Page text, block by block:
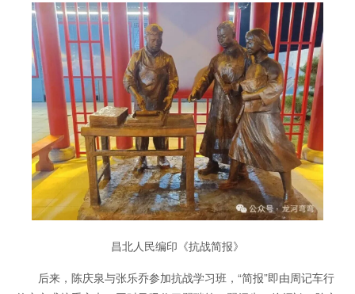
昌北人民编印《抗战简报》
后来，陈庆泉与张乐乔参加抗战学习班，“简报”即由周记车行